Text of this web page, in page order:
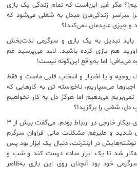
مگر غیر این‌است که تمام زندگی یک بازی
زندگی‌مان مبدل به شغلی می‌شود که
و چیزی عایدمان نمی‌کند!؟
باید تبدیل به یک بازی و سرگرمی لذت‌بخش
هم بازی کرده باشید. لابد می‌پرسید غم
می‌بافی! اما به‌واقع این‌گونه نیست!
روحیه و یا اختیار و انتخابِ قلبی ماست و فقط
می‌سپاریم، ناخواسته تن به کارهایی که
می‌دهیم اما هرگز دل به کار نخواهیم
دل، شغلی را برگزید!؟
سال‌ها پیش با یک نویسنده‌ی بیکار خارجی در ارتباط بودم. می‌گفت بیش از ۳
شدید و علیرغم مشکلات مالی فراوان سرگرم
نوشته‌هایش در اینترنت، دنبال یک ابزار بود پس
شد تا یک ابزار ساده درست کند و شب و
خود بود آنچنان روی این بازی‌ به‌ظاهر